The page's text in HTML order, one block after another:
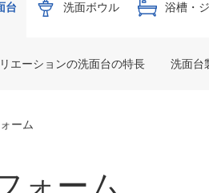
台 洗面ボウル 浴槽・
エーションの洗面台の特長 洗面台
ーム
ォーム